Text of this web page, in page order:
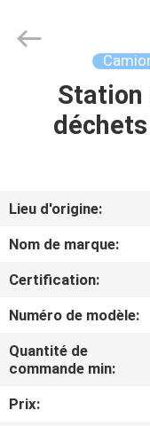
MAISON
AU
SUJET
DE
VISITE
SPECIAL
PURPOSE
Lieu d'origine:
Nom de marque:
Certification:
Numéro de modèle:
Quantité de
commande min:
Prix: